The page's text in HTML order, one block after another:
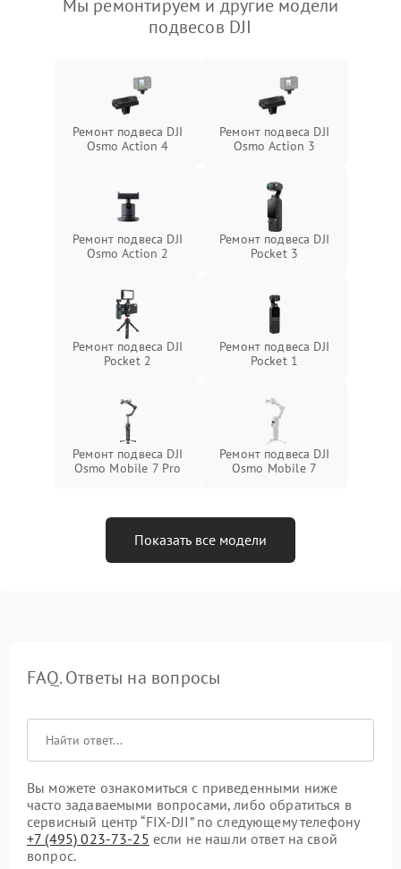
Мы ремонтируем и другие модели
подвесов DJI
Ремонт подвеса DJI
Osmo Action 4
Ремонт подвеса DJI
Osmo Action 3
Ремонт подвеса DJI
Osmo Action 2
Ремонт подвеса DJI
Pocket 3
Ремонт подвеса DJI
Pocket 2
Ремонт подвеса DJI
Pocket 1
Ремонт подвеса DJI
Osmo Mobile 7 Pro
Ремонт подвеса DJI
Osmo Mobile 7
Показать все модели
FAQ. Ответы на вопросы
Вы можете ознакомиться с приведенными ниже
часто задаваемыми вопросами, либо обратиться в
сервисный центр “FIX-DJI” по следующему телефону
+7 (495) 023-73-25 если не нашли ответ на свой
вопрос.